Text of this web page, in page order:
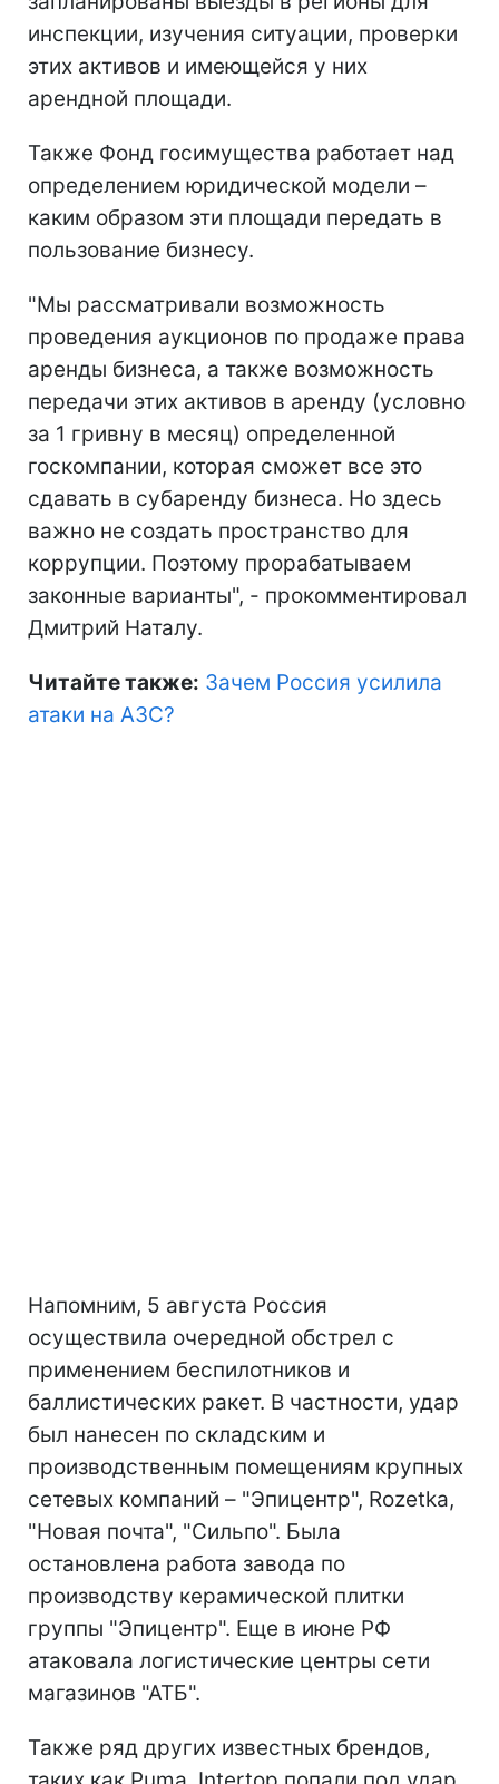
инспекции, изучения ситуации, проверки
этих активов и имеющейся у них
арендной площади.
Также Фонд госимущества работает над
определением юридической модели –
каким образом эти площади передать в
пользование бизнесу.
"Мы рассматривали возможность
проведения аукционов по продаже права
аренды бизнеса, а также возможность
передачи этих активов в аренду (условно
за 1 гривну в месяц) определенной
госкомпании, которая сможет все это
сдавать в субаренду бизнеса. Но здесь
важно не создать пространство для
коррупции. Поэтому прорабатываем
законные варианты", - прокомментировал
Дмитрий Наталу.
Читайте также: Зачем Россия усилила
атаки на АЗС?
Напомним, 5 августа Россия
осуществила очередной обстрел с
применением беспилотников и
баллистических ракет. В частности, удар
был нанесен по складским и
производственным помещениям крупных
сетевых компаний – "Эпицентр", Rozetka,
"Новая почта", "Сильпо". Была
остановлена работа завода по
производству керамической плитки
группы "Эпицентр". Еще в июне РФ
атаковала логистические центры сети
магазинов "АТБ".
Также ряд других известных брендов,